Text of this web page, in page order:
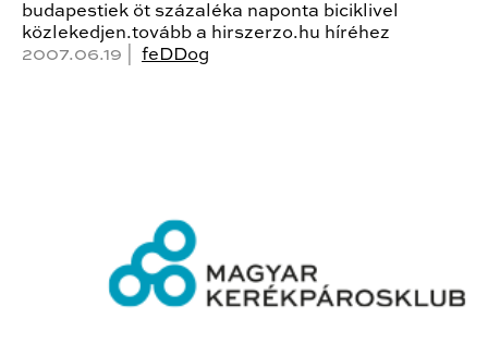
budapestiek öt százaléka naponta biciklivel
közlekedjen.tovább a hirszerzo.hu híréhez
2007.06.19 | feDDog